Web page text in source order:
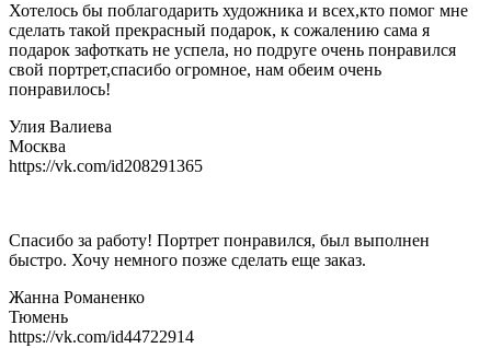
Хотелось бы поблагодарить художникa и всех,кто помог мне
сделать такой прекрасный подарок, к сожалению сама я
подарок зафоткать не успела, но подруге очень понравился
свой портрет,спасибо огромное, нам обеим очень
понравилось!
Улия Валиева
Москва
https://vk.com/id208291365
Спасибо за работу! Портрет понравился, был выполнен
быстро. Хочу немного позже сделать еще заказ.
Жанна Романенко
Тюмень
https://vk.com/id44722914